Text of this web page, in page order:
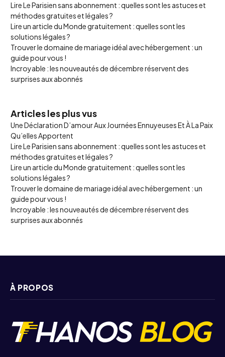
Lire Le Parisien sans abonnement : quelles sont les astuces et
méthodes gratuites et légales ?
Lire un article du Monde gratuitement : quelles sont les
solutions légales ?
Trouver le domaine de mariage idéal avec hébergement : un
guide pour vous !
Incroyable : les nouveautés de décembre réservent des
surprises aux abonnés
Articles les plus vus
Une Déclaration D’amour Aux Journées Ennuyeuses Et À La Paix
Qu’elles Apportent
Lire Le Parisien sans abonnement : quelles sont les astuces et
méthodes gratuites et légales ?
Lire un article du Monde gratuitement : quelles sont les
solutions légales ?
Trouver le domaine de mariage idéal avec hébergement : un
guide pour vous !
Incroyable : les nouveautés de décembre réservent des
surprises aux abonnés
À PROPOS